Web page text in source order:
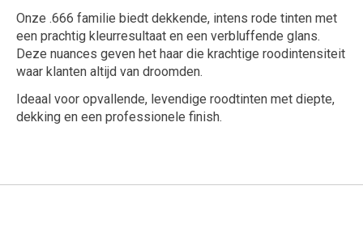
Onze .666 familie biedt dekkende, intens rode tinten met
een prachtig kleurresultaat en een verbluffende glans.
Deze nuances geven het haar die krachtige roodintensiteit
waar klanten altijd van droomden.
Ideaal voor opvallende, levendige roodtinten met diepte,
dekking en een professionele finish.